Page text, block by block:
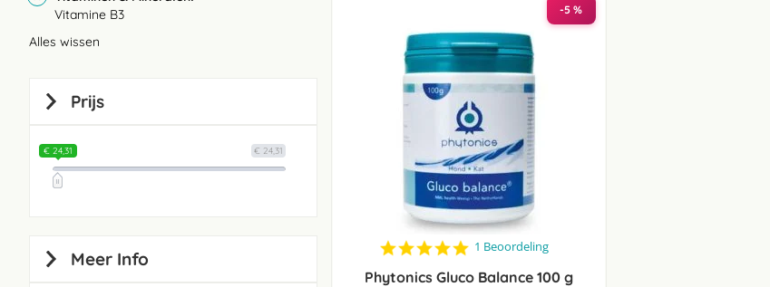
-5 %
5.0
rating
1 Beoordeling
Phytonics Gluco Balance 100 g
Vitamine B3
Alles wissen
Prijs
€ 24,31
€ 24,31
Meer Info